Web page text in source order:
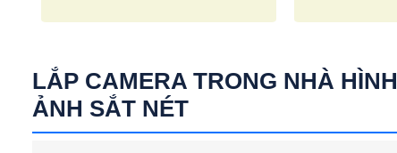
LẮP CAMERA TRONG NHÀ HÌNH
ẢNH SẮT NÉT